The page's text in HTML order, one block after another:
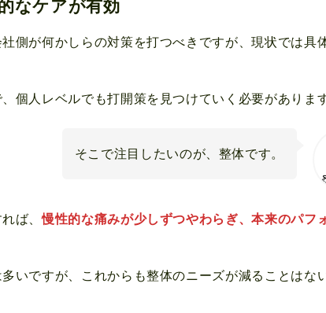
なケアが有効
側が何かしらの対策を打つべきですが、現状では具
個人レベルでも打開策を見つけていく必要があります
そこで注目したいのが、整体です。
ば、慢性的な痛みが少しずつやわらぎ、本来のパフ
いですが、これからも整体のニーズが減ることはな